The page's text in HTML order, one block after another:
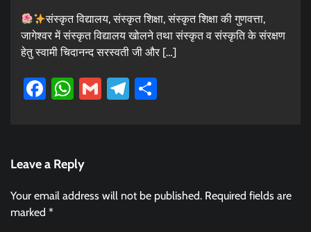
संस्कृत विद्यालय, संस्कृत शिक्षा, संस्कृत शिक्षा की गुणवत्ता,
जागेश्वर में संस्कृत विद्यालय खोलने तथा संस्कृत व संस्कृति के संरक्षण
हेतु स्वामी चिदानन्द सरस्वती जी और […]
Facebook
WhatsApp
GmailTelegram
Leave a Reply
Your email address will not be published. Required fields are
marked *